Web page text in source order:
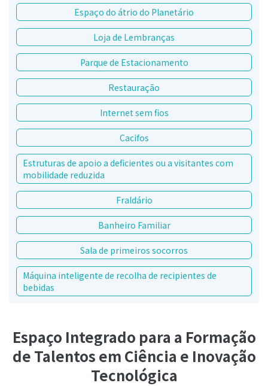
Espaço do átrio do Planetário
Loja de Lembranças
Parque de Estacionamento
Restauração
Internet sem fios
Cacifos
Estruturas de apoio a deficientes ou a visitantes com
mobilidade reduzida
Fraldário
Banheiro Familiar
Sala de primeiros socorros
Máquina inteligente de recolha de recipientes de
bebidas
Espaço Integrado para a Formação
de Talentos em Ciência e Inovação
Tecnológica